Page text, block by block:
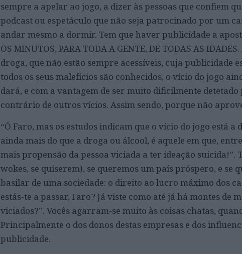
sempre a apelar ao jogo, a dizer às pessoas que confiem
podcast ou espetáculo que não seja patrocinado por um
andar mesmo a dormir. Tem que haver publicidade a
OS MINUTOS, PARA TODA A GENTE, DE TODAS AS
droga, que não estão sempre acessíveis, cuja publicidade
todos os seus malefícios são conhecidos, o vício do jogo
dará, e com a vantagem de ser muito dificilmente
contrário de outros vícios. Assim sendo, porque não
“Ó Faro, mas os estudos indicam que o vício do jogo está
ainda mais do que a droga ou álcool, é aquele em que,
mais propensão da pessoa viciada a ter ideação suicida!”.
wokes, se quiserem), se queremos um país próspero, e
basilar de uma sociedade: o direito ao lucro máximo dos
estás-te a passar, Faro? Já viste como até já há montes de
viciados?”. Vocês agarram-se muito às coisas chatas,
Principalmente o dos donos destas empresas e dos
publicidade.